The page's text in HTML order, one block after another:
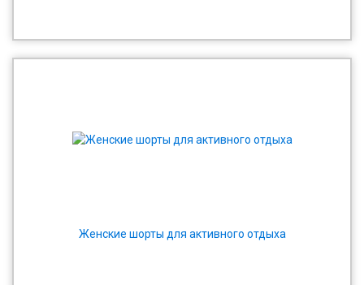
Женские шорты для активного отдыха